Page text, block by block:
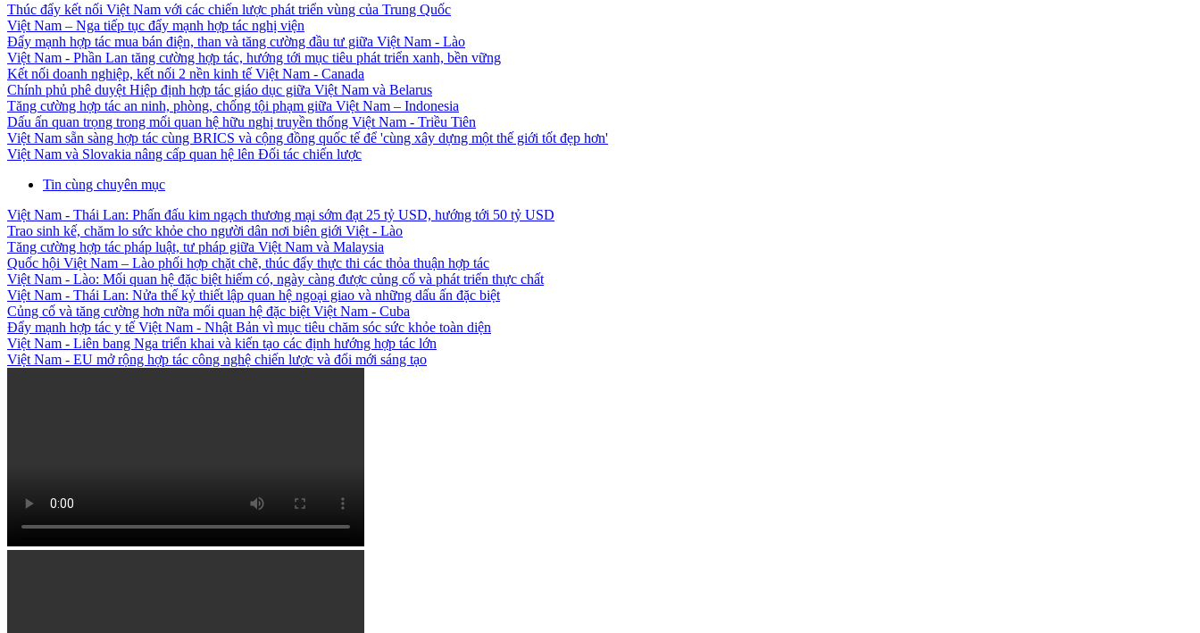
Thúc đẩy kết nối Việt Nam với các chiến lược phát triển vùng của Trung Quốc
Việt Nam – Nga tiếp tục đẩy mạnh hợp tác nghị viện
Đẩy mạnh hợp tác mua bán điện, than và tăng cường đầu tư giữa Việt Nam - Lào
Việt Nam - Phần Lan tăng cường hợp tác, hướng tới mục tiêu phát triển xanh, bền vững
Kết nối doanh nghiệp, kết nối 2 nền kinh tế Việt Nam - Canada
Chính phủ phê duyệt Hiệp định hợp tác giáo dục giữa Việt Nam và Belarus
Tăng cường hợp tác an ninh, phòng, chống tội phạm giữa Việt Nam – Indonesia
Dấu ấn quan trọng trong mối quan hệ hữu nghị truyền thống Việt Nam - Triều Tiên
Việt Nam sẵn sàng hợp tác cùng BRICS và cộng đồng quốc tế để 'cùng xây dựng một thế giới tốt đẹp hơn'
Việt Nam và Slovakia nâng cấp quan hệ lên Đối tác chiến lược
Tin cùng chuyên mục
Việt Nam - Thái Lan: Phấn đấu kim ngạch thương mại sớm đạt 25 tỷ USD, hướng tới 50 tỷ USD
Trao sinh kế, chăm lo sức khỏe cho người dân nơi biên giới Việt - Lào
Tăng cường hợp tác pháp luật, tư pháp giữa Việt Nam và Malaysia
Quốc hội Việt Nam – Lào phối hợp chặt chẽ, thúc đẩy thực thi các thỏa thuận hợp tác
Việt Nam - Lào: Mối quan hệ đặc biệt hiếm có, ngày càng được củng cố và phát triển thực chất
Việt Nam - Thái Lan: Nửa thế kỷ thiết lập quan hệ ngoại giao và những dấu ấn đặc biệt
Củng cố và tăng cường hơn nữa mối quan hệ đặc biệt Việt Nam - Cuba
Đẩy mạnh hợp tác y tế Việt Nam - Nhật Bản vì mục tiêu chăm sóc sức khỏe toàn diện
Việt Nam - Liên bang Nga triển khai và kiến tạo các định hướng hợp tác lớn
Việt Nam - EU mở rộng hợp tác công nghệ chiến lược và đổi mới sáng tạo